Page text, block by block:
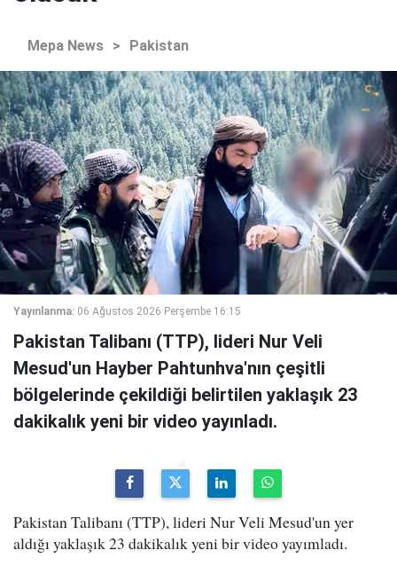
Mepa News > Pakistan
Yayınlanma: 06 Ağustos 2026 Perşembe 16:15
Pakistan Talibanı (TTP), lideri Nur Veli
Mesud'un Hayber Pahtunhva'nın çeşitli
bölgelerinde çekildiği belirtilen yaklaşık 23
dakikalık yeni bir video yayınladı.
Pakistan Talibanı (TTP), lideri Nur Veli Mesud'un yer
aldığı yaklaşık 23 dakikalık yeni bir video yayımladı.